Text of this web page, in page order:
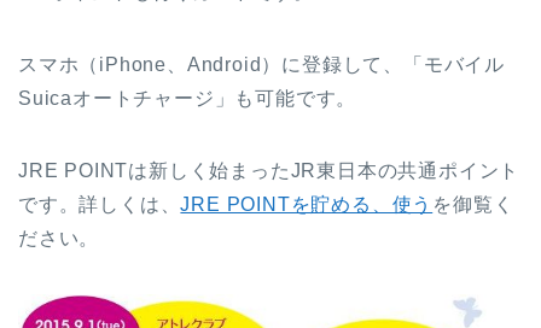
スマホ（iPhone、Android）に登録して、「モバイル
Suicaオートチャージ」も可能です。
JRE POINTは新しく始まったJR東日本の共通ポイント
です。詳しくは、JRE POINTを貯める、使う を御覧く
ださい。